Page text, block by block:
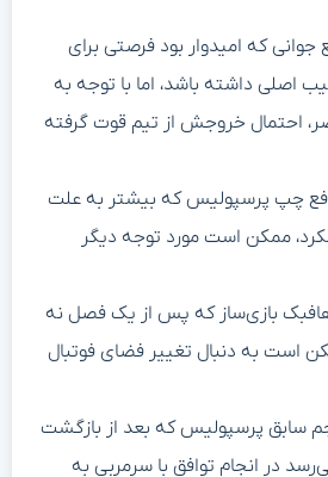
جوانی که امیدوار بود فرصتی برای
اصلی داشته باشد، اما با توجه به
احتمال خروجش از تیم قوت گرفته
چپ پرسپولیس که بیشتر به علت
ممکن است مورد توجه دیگر
بازی‌ساز که پس از یک فصل نه
است به دنبال تغییر فضای فوتبال
سابق پرسپولیس که بعد از بازگشت
در انجام توافق با سرمربی به